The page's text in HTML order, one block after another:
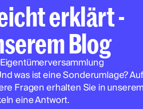
erklärt -
Blog
was ist eine Sonderumlage?
Fragen erhalten Sie in
eine Antwort.